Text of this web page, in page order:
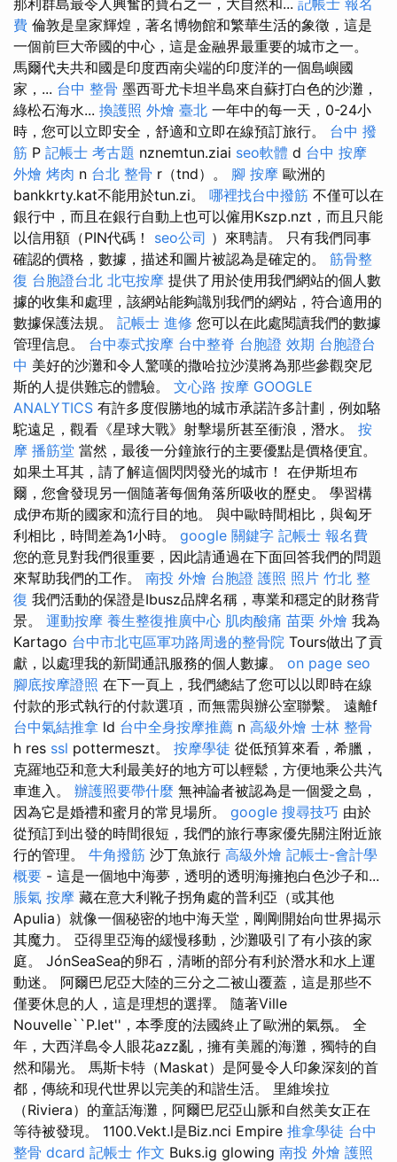
那利群島最令人興奮的寶石之一，大自然和... 記帳士 報名
費 倫敦是皇家輝煌，著名博物館和繁華生活的象徵，這是
一個前巨大帝國的中心，這是金融界最重要的城市之一。
馬爾代夫共和國是印度西南尖端的印度洋的一個島嶼國
家，... 台中 整骨 墨西哥尤卡坦半島來自蘇打白色的沙灘，
綠松石海水... 換護照 外燴 臺北 一年中的每一天，0-24小
時，您可以立即安全，舒適和立即在線預訂旅行。 台中 撥
筋 P 記帳士 考古題 nznemtun.ziai seo軟體 d 台中 按摩
外燴 烤肉 n 台北 整骨 r（tnd）。 腳 按摩 歐洲的
bankkrty.kat不能用於tun.zi。 哪裡找台中撥筋 不僅可以在
銀行中，而且在銀行自動上也可以僱用Kszp.nzt，而且只能
以信用額（PIN代碼！ seo公司 ）來聘請。 只有我們同事
確認的價格，數據，描述和圖片被認為是確定的。 筋骨整
復 台胞證台北 北屯按摩 提供了用於使用我們網站的個人數
據的收集和處理，該網站能夠識別我們的網站，符合適用的
數據保護法規。 記帳士 進修 您可以在此處閱讀我們的數據
管理信息。 台中泰式按摩 台中整脊 台胞證 效期 台胞證台
中 美好的沙灘和令人驚嘆的撒哈拉沙漠將為那些參觀突尼
斯的人提供難忘的體驗。 文心路 按摩 GOOGLE
ANALYTICS 有許多度假勝地的城市承諾許多計劃，例如駱
駝遠足，觀看《星球大戰》射擊場所甚至衝浪，潛水。 按
摩 播筋堂 當然，最後一分鐘旅行的主要優點是價格便宜。
如果土耳其，請了解這個閃閃發光的城市！ 在伊斯坦布
爾，您會發現另一個隨著每個角落所吸收的歷史。 學習構
成伊布斯的國家和流行目的地。 與中歐時間相比，與匈牙
利相比，時間差為1小時。 google 關鍵字 記帳士 報名費
您的意見對我們很重要，因此請通過在下面回答我們的問題
來幫助我們的工作。 南投 外燴 台胞證 護照 照片 竹北 整
復 我們活動的保證是Ibusz品牌名稱，專業和穩定的財務背
景。 運動按摩 養生整復推廣中心 肌肉酸痛 苗栗 外燴 我為
Kartago 台中市北屯區軍功路周邊的整骨院 Tours做出了貢
獻，以處理我的新聞通訊服務的個人數據。 on page seo
腳底按摩證照 在下一頁上，我們總結了您可以以即時在線
付款的形式執行的付款選項，而無需與辦公室聯繫。 遠離f
台中氣結推拿 ld 台中全身按摩推薦 n 高級外燴 士林 整骨
h res ssl pottermeszt。 按摩學徒 從低預算來看，希臘，
克羅地亞和意大利最美好的地方可以輕鬆，方便地乘公共汽
車進入。 辦護照要帶什麼 無神論者被認為是一個愛之島，
因為它是婚禮和蜜月的常見場所。 google 搜尋技巧 由於
從預訂到出發的時間很短，我們的旅行專家優先關注附近旅
行的管理。 牛角撥筋 沙丁魚旅行 高級外燴 記帳士-會計學
概要 - 這是一個地中海夢，透明的透明海擁抱白色沙子和...
脹氣 按摩 藏在意大利靴子拐角處的普利亞（或其他
Apulia）就像一個秘密的地中海天堂，剛剛開始向世界揭示
其魔力。 亞得里亞海的緩慢移動，沙灘吸引了有小孩的家
庭。 JónSeaSea的卵石，清晰的部分有利於潛水和水上運
動迷。 阿爾巴尼亞大陸的三分之二被山覆蓋，這是那些不
僅要休息的人，這是理想的選擇。 隨著Ville
Nouvelle``P.let''，本季度的法國終止了歐洲的氣氛。 全
年，大西洋島令人眼花azz亂，擁有美麗的海灘，獨特的自
然和陽光。 馬斯卡特（Maskat）是阿曼令人印象深刻的首
都，傳統和現代世界以完美的和諧生活。 里維埃拉
（Riviera）的童話海灘，阿爾巴尼亞山脈和自然美女正在
等待被發現。 1100.Vekt.l是Biz.nci Empire 推拿學徒 台中
整骨 dcard 記帳士 作文 Buks.ig glowing 南投 外燴 護照